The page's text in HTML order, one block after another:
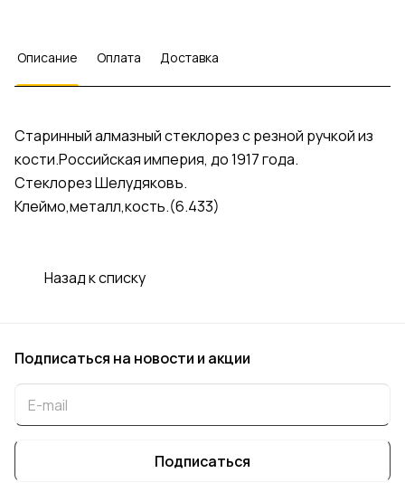
Описание Оплата Доставка
Старинный алмазный стеклорез с резной ручкой из
кости.Российская империя, до 1917 года.
Стеклорез Шелудяковъ.
Клеймо,металл,кость.(6.433)
Назад к списку
Подписаться на новости и акции
Подписаться